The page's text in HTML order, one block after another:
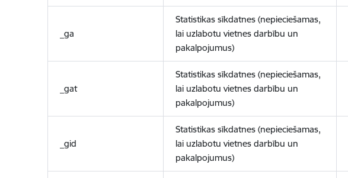
_ga
Statistikas sīkdatnes (nepieciešamas,
lai uzlabotu vietnes darbību un
pakalpojumus)
_gat
Statistikas sīkdatnes (nepieciešamas,
lai uzlabotu vietnes darbību un
pakalpojumus)
_gid
Statistikas sīkdatnes (nepieciešamas,
lai uzlabotu vietnes darbību un
pakalpojumus)